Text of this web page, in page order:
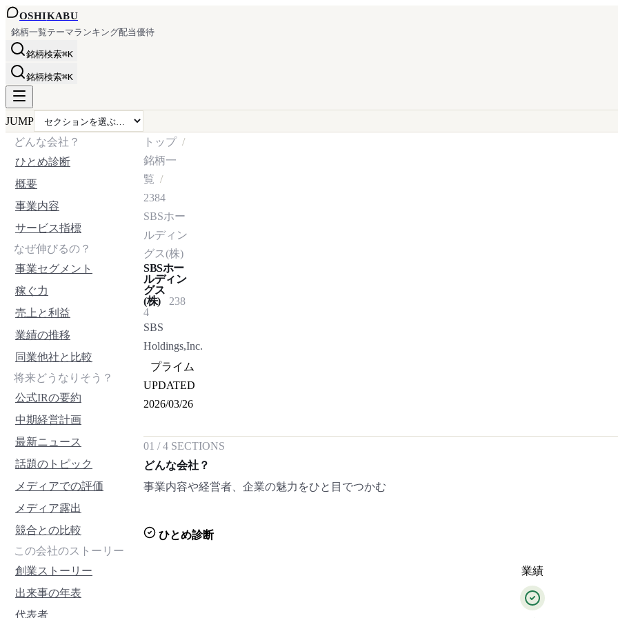
OSHIKABU
銘柄一覧テーマランキング配当優待
銘柄検索⌘K
銘柄検索⌘K
JUMP
どんな会社？
ひとめ診断
概要
事業内容
サービス指標
なぜ伸びるの？
事業セグメント
稼ぐ力
売上と利益
業績の推移
同業他社と比較
将来どうなりそう？
公式IRの要約
中期経営計画
最新ニュース
話題のトピック
メディアでの評価
メディア露出
競合との比較
この会社のストーリー
創業ストーリー
出来事の年表
代表者
トップ
銘柄一
覧
2384
SBSホー
ルディン
グス(株)
SBSホー
ルディン
グス
(株)
238
4
SBS
Holdings,Inc.
プライム
UPDATED
2026/03/26
01 /4 SECTIONS
どんな会社？
事業内容や経営者、企業の魅力をひと目でつかむ
ひとめ診断
業績